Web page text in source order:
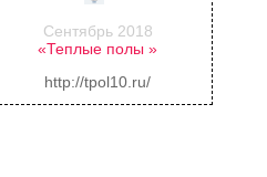
Сентябрь 2018
«Теплые полы »
http://tpol10.ru/